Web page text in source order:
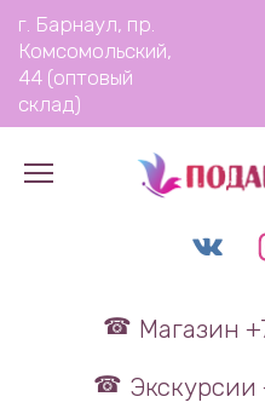
Перейти
содержанию
г. Барнаул, пр.
Комсомольский,
44 (оптовый
склад)
Магазин
Экскурсии